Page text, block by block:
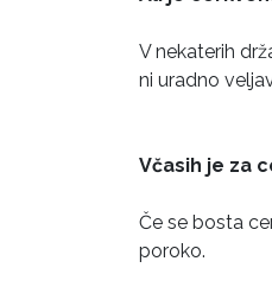
V nekaterih
ni uradno
Včasih je za
Če se bosta
poroko.